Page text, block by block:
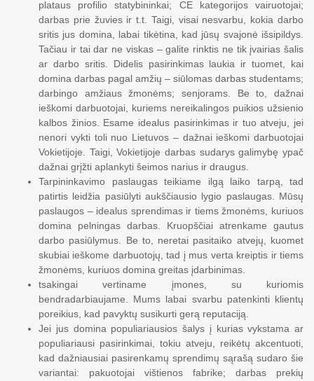
plataus profilio statybininkai; CE kategorijos vairuotojai;
darbas prie žuvies ir t.t. Taigi, visai nesvarbu, kokia darbo
sritis jus domina, labai tikėtina, kad jūsų svajonė išsipildys.
Tačiau ir tai dar ne viskas – galite rinktis ne tik įvairias šalis
ar darbo sritis. Didelis pasirinkimas laukia ir tuomet, kai
domina darbas pagal amžių – siūlomas darbas studentams;
darbingo amžiaus žmonėms; senjorams. Be to, dažnai
ieškomi darbuotojai, kuriems nereikalingos puikios užsienio
kalbos žinios. Esame idealus pasirinkimas ir tuo atveju, jei
nenori vykti toli nuo Lietuvos – dažnai ieškomi darbuotojai
Vokietijoje. Taigi, Vokietijoje darbas sudarys galimybę ypač
dažnai grįžti aplankyti šeimos narius ir draugus.
Tarpininkavimo paslaugas teikiame ilgą laiko tarpą, tad
patirtis leidžia pasiūlyti aukščiausio lygio paslaugas. Mūsų
paslaugos – idealus sprendimas ir tiems žmonėms, kuriuos
domina pelningas darbas. Kruopščiai atrenkame gautus
darbo pasiūlymus. Be to, neretai pasitaiko atvejų, kuomet
skubiai ieškome darbuotojų, tad į mus verta kreiptis ir tiems
žmonėms, kuriuos domina greitas įdarbinimas.
tsakingai vertiname įmones, su kuriomis
bendradarbiaujame. Mums labai svarbu patenkinti klientų
poreikius, kad pavyktų susikurti gerą reputaciją.
Jei jus domina populiariausios šalys į kurias vykstama ar
populiariausi pasirinkimai, tokiu atveju, reikėtų akcentuoti,
kad dažniausiai pasirenkamų sprendimų sąrašą sudaro šie
variantai: pakuotojai vištienos fabrike; darbas prekių